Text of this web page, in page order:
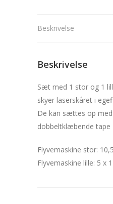
Beskrivelse
Beskrivelse
Sæt med 1 stor og 1
skyer laserskåret i
De kan sættes op
dobbeltklæbende tape
Flyvemaskine stor:
Flyvemaskine lille: 5 x